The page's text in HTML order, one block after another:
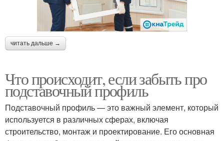
читать дальше →
Что происходит, если забыть про
подставочный профиль
Подставочный профиль — это важный элемент, который
используется в различных сферах, включая
строительство, монтаж и проектирование. Его основная